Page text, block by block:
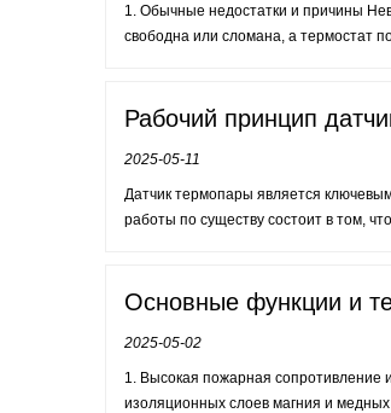
1. Обычные недостатки и причины
свободна или сломана, а термостат
Рабочий принцип
2025-05-11
Датчик термопары является
работы по существу состоит в том,
Основные функции и
2025-05-02
1. Высокая пожарная сопротивление
изоляционных слоев магния и